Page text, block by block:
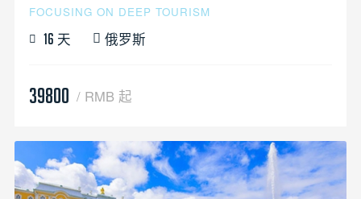
FOCUSING ON DEEP TOURISM
16 天 俄罗斯
39800 / RMB 起